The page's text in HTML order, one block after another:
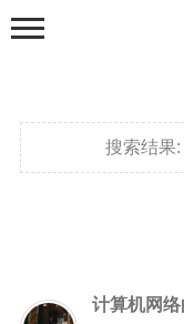
搜索结果:
分类